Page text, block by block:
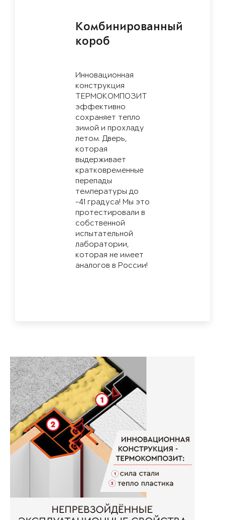
Комбинированный
короб
Инновационная
конструкция
ТЕРМОКОМПОЗИТ
эффективно
сохраняет тепло
зимой и прохладу
летом. Дверь,
которая
выдерживает
кратковременные
перепады
температуры до
-41 градуса! Мы это
протестировали в
собственной
испытательной
лаборатории,
которая не имеет
аналогов в России!